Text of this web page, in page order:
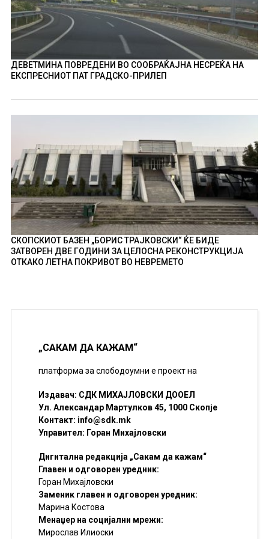
ДЕВЕТМИНА ПОВРЕДЕНИ ВО СООБРАЌАЈНА НЕСРЕЌА НА
ЕКСПРЕСНИОТ ПАТ ГРАДСКО-ПРИЛЕП
СКОПСКИОТ БАЗЕН „БОРИС ТРАЈКОВСКИ“ ЌЕ БИДЕ
ЗАТВОРЕН ДВЕ ГОДИНИ ЗА ЦЕЛОСНА РЕКОНСТРУКЦИЈА
ОТКАКО ЛЕТНА ПОКРИВОТ ВО НЕВРЕМЕТО
„САКАМ ДА КАЖАМ“
платформа за слободоумни е проект на
Издавач: СДК МИХАЈЛОВСКИ ДООЕЛ
Ул. Александар Мартулков 45, 1000 Скопје
Контакт: info@sdk.mk
Управител: Горан Михајловски
Дигитална редакција „Сакам да кажам“
Главен и одговорен уредник:
Горан Михајловски
Заменик главен и одговорен уредник:
Марина Костова
Менаџер на социјални мрежи:
Мирослав Илиоски